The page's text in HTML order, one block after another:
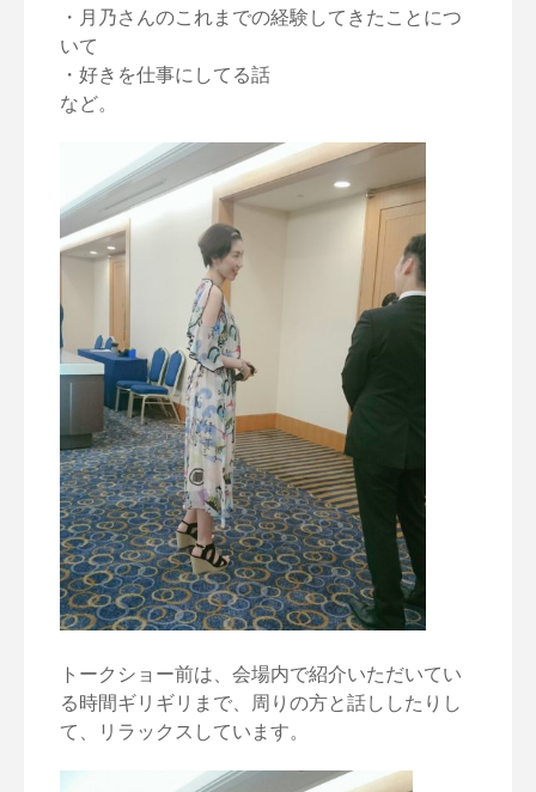
・月乃さんのこれまでの経験してきたことにつ
いて
・好きを仕事にしてる話
など。
トークショー前は、会場内で紹介いただいてい
る時間ギリギリまで、周りの方と話ししたりし
て、リラックスしています。